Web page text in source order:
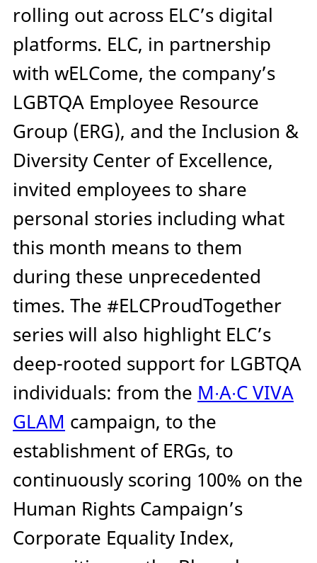
rolling out across ELC’s digital
platforms. ELC, in partnership
with wELCome, the company’s
LGBTQA Employee Resource
Group (ERG), and the Inclusion &
Diversity Center of Excellence,
invited employees to share
personal stories including what
this month means to them
during these unprecedented
times. The #ELCProudTogether
series will also highlight ELC’s
deep-rooted support for LGBTQA
individuals: from the M∙A∙C VIVA
GLAM campaign, to the
establishment of ERGs, to
continuously scoring 100% on the
Human Rights Campaign’s
Corporate Equality Index,